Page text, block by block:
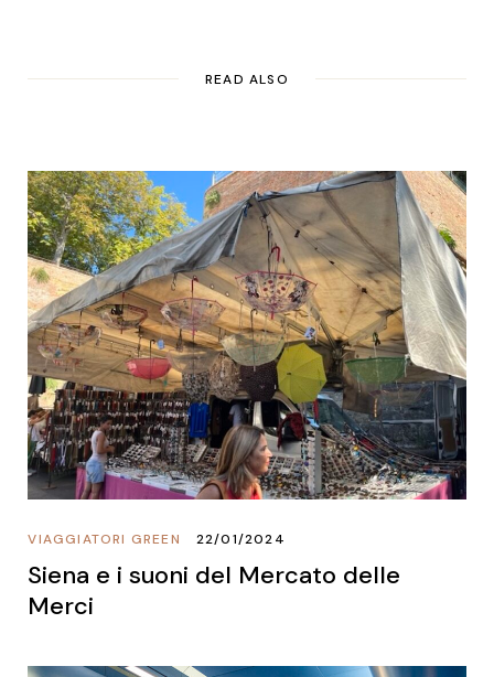
READ ALSO
VIAGGIATORI GREEN 22/01/2024
Siena e i suoni del Mercato delle
Merci